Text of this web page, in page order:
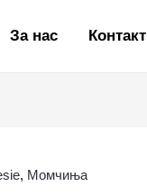
За нас Контакт
, Момчиња